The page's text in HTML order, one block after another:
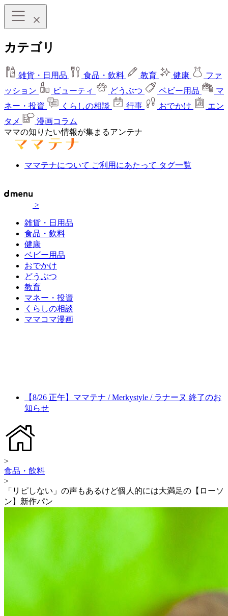
カテゴリ
雑貨・日用品 食品・飲料 教育 健康
ファ
ッション
ビューティ どうぶつ ベビー用品
マ
ネー・投資
くらしの相談 行事 おでかけ
エン
タメ
漫画コラム
ママの知りたい情報が集まるアンテナ
ママテナについて ご利用にあたって タグ一覧
>
雑貨・日用品
食品・飲料
健康
ベビー用品
おでかけ
どうぶつ
教育
マネー・投資
くらしの相談
ママコマ漫画
【8/26 正午】ママテナ / Merkystyle / ラナーヌ 終了のお
知らせ
>
食品・飲料
>
「リピしない」の声もあるけど個人的には大満足の【ローソ
ン】新作パン